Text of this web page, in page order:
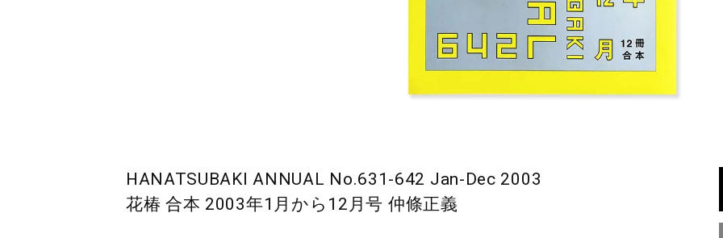
HANATSUBAKI ANNUAL No.631-642 Jan-Dec 2003
花椿 合本 2003年1月から12月号 仲條正義